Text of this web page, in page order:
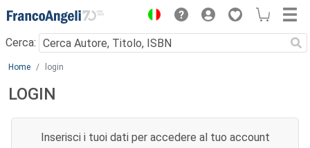
Menu
Cerca:
Main content
Home login
LOGIN
Inserisci i tuoi dati per accedere al tuo account